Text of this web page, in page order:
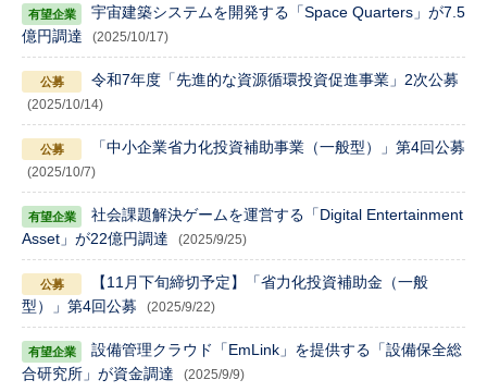
宇宙建築システムを開発する「Space Quarters」が7.5
億円調達
(2025/10/17)
令和7年度「先進的な資源循環投資促進事業」2次公募
(2025/10/14)
「中小企業省力化投資補助事業（一般型）」第4回公募
(2025/10/7)
社会課題解決ゲームを運営する「Digital Entertainment
Asset」が22億円調達
(2025/9/25)
【11月下旬締切予定】「省力化投資補助金（一般
型）」第4回公募
(2025/9/22)
設備管理クラウド「EmLink」を提供する「設備保全総
合研究所」が資金調達
(2025/9/9)